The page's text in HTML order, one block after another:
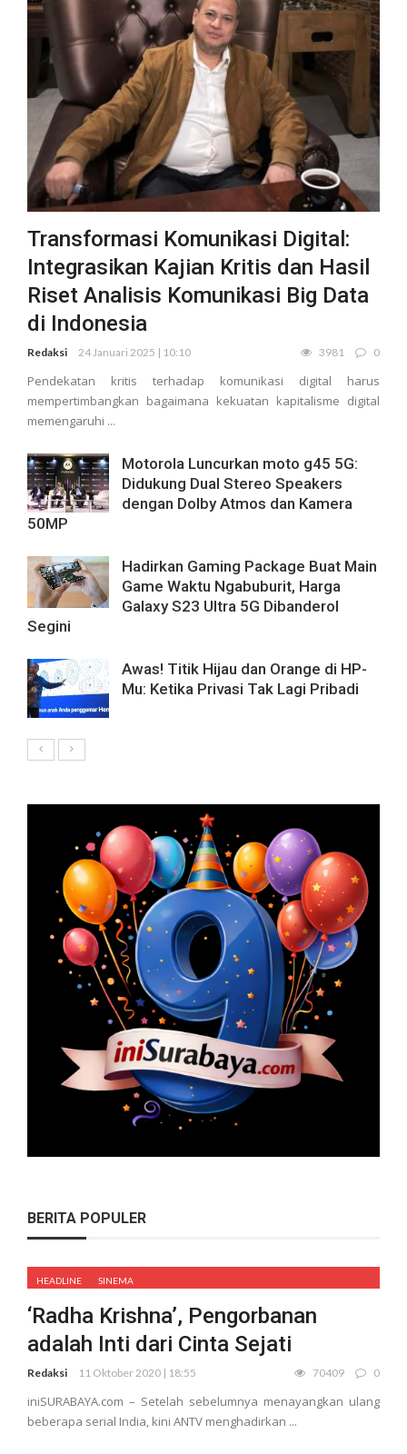
Transformasi Komunikasi Digital:
Integrasikan Kajian Kritis dan Hasil
Riset Analisis Komunikasi Big Data
di Indonesia
Redaksi 24 Januari 2025 | 10:10 3981 0
Pendekatan kritis terhadap komunikasi digital harus
mempertimbangkan bagaimana kekuatan kapitalisme digital
memengaruhi ...
Motorola Luncurkan moto g45 5G:
Didukung Dual Stereo Speakers
dengan Dolby Atmos dan Kamera
50MP
Hadirkan Gaming Package Buat Main
Game Waktu Ngabuburit, Harga
Galaxy S23 Ultra 5G Dibanderol
Segini
Awas! Titik Hijau dan Orange di HP-
Mu: Ketika Privasi Tak Lagi Pribadi
BERITA POPULER
HEADLINE SINEMA
‘Radha Krishna’, Pengorbanan
adalah Inti dari Cinta Sejati
Redaksi 11 Oktober 2020 | 18:55 70409 0
iniSURABAYA.com – Setelah sebelumnya menayangkan ulang
beberapa serial India, kini ANTV menghadirkan ...